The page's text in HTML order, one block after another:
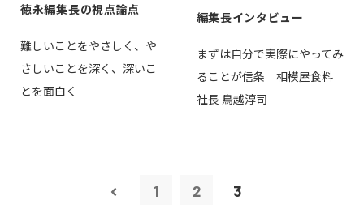
徳永編集長の視点論点
難しいことをやさしく、や
さしいことを深く、深いこ
とを面白く
編集長インタビュー
まずは自分で実際にやってみ
ることが信条 相模屋食料
社長 鳥越淳司
1 2 3